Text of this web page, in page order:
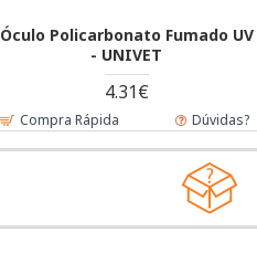
Óculo Policarbonato Fumado UV
- UNIVET
4.31€
Compra Rápida Dúvidas?